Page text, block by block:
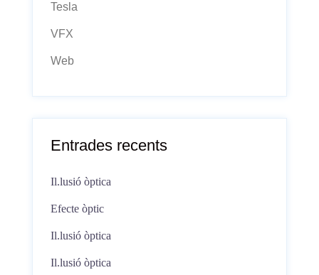
Tesla
VFX
Web
Entrades recents
Il.lusió òptica
Efecte òptic
Il.lusió òptica
Il.lusió òptica